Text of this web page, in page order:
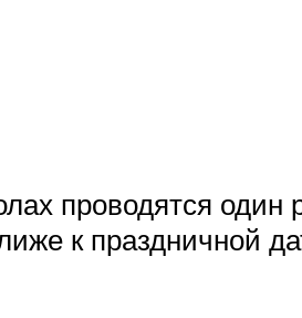
проводятся один
к праздничной